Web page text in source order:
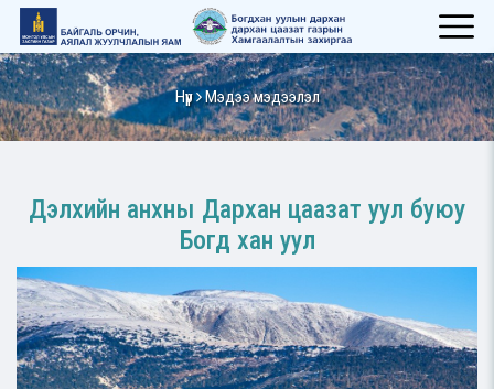
Нүүр Мэдээ мэдээлэл
Дэлхийн анхны Дархан цаазат уул буюу
Богд хан уул